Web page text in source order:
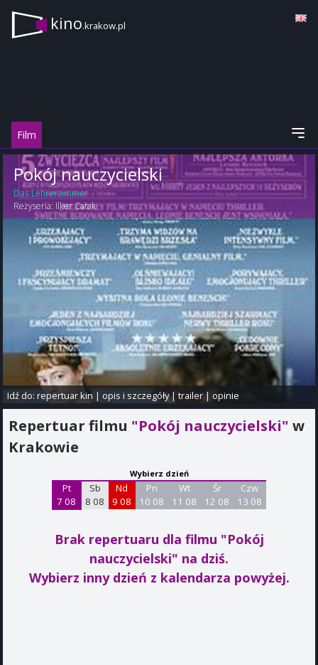
kino.krakow.pl
Film
Pokój nauczycielski
Das Lehrerzimmer
Reżyseria: Ilker Catak
Idź do:repertuar kin |opis i szczegóły|trailer |opinie
Repertuar filmu "Pokój nauczycielski" w
Krakowie
Wybierz dzień
Pt
7 08
Sb
8 08
Nd
9 08
Pn
10 08
Wt
11 08
Śr
12 08
Czw
13 08
Brak repertuaru dla filmu "Pokój
nauczycielski" na dziś.
Wybierz inny dzień z kalendarza powyżej.